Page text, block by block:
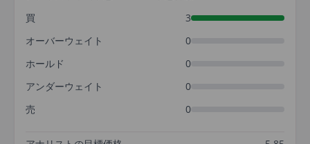
買
3
オーバーウェイト
0
ホールド
0
アンダーウェイト
0
売
0